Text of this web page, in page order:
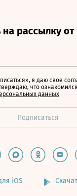
я даю свое
что
данных
iOS